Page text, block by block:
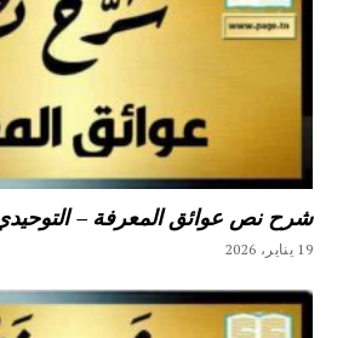
شرح نص عوائق المعرفة – التوحيدي
19 يناير، 2026